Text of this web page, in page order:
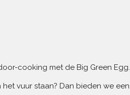
cooking met de Big Green Egg.
het vuur staan? Dan bieden we een